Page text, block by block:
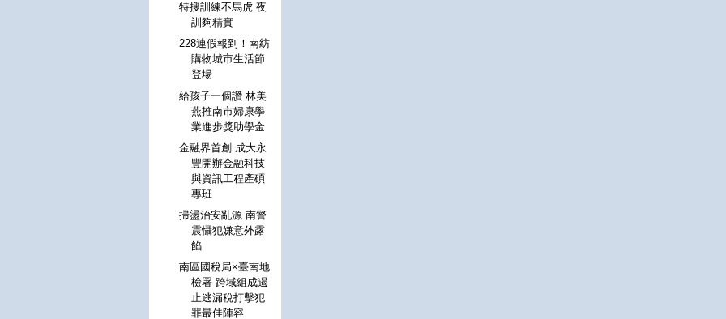
特搜訓練不馬虎 夜
訓夠精實
228連假報到！南紡
購物城市生活節
登場
給孩子一個讚 林美
燕推南市婦康學
業進步獎助學金
金融界首創 成大永
豐開辦金融科技
與資訊工程產碩
專班
掃盪治安亂源 南警
震懾犯嫌意外露
餡
南區國稅局×臺南地
檢署 跨域組成遏
止逃漏稅打擊犯
罪最佳陣容